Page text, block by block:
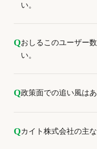
い。
Qおしるこのユーザー
い。
Q政策面での追い風は
Qカイト株式会社の主